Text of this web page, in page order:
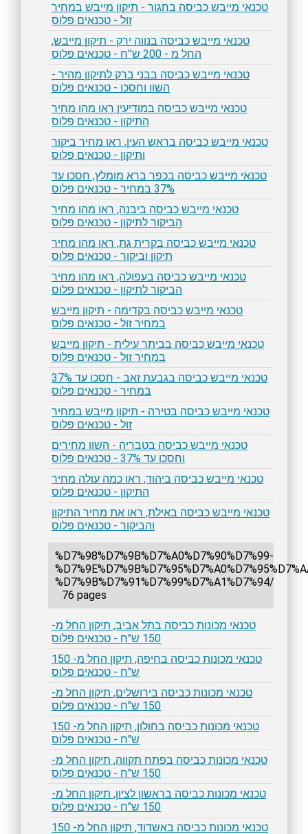
טכנאי מייבש כביסה בחגור - תיקון מייבש במחיר
זול - טכנאים פלוס
טכנאי מייבש כביסה בנווה ירק - תיקון מייבש,
החל מ - 200 ש''ח - טכנאים פלוס
טכנאי מייבש כביסה בבני ברק לתיקון מהיר -
השוו וחסכו - טכנאים פלוס
טכנאי מייבש כביסה במודיעין ראו מהו מחיר
התיקון - טכנאים פלוס
טכנאי מייבש כביסה בראש העין, ראו מחיר ביקור
ותיקון - טכנאים פלוס
טכנאי מייבש כביסה בכפר ברא מומלץ, חסכו עד
37% במחיר - טכנאים פלוס
טכנאי מייבש כביסה ביבנה, ראו מהו מחיר
הביקור לתיקון - טכנאים פלוס
טכנאי מייבש כביסה בקרית גת, ראו מהו מחיר
תיקון וביקור - טכנאים פלוס
טכנאי מייבש כביסה בעפולה, ראו מהו מחיר
הביקור לתיקון - טכנאים פלוס
טכנאי מייבש כביסה בקדימה - תיקון מייבש
במחיר זול - טכנאים פלוס
טכנאי מייבש כביסה בביתר עילית - תיקון מייבש
במחיר זול - טכנאים פלוס
טכנאי מייבש כביסה בגבעת זאב - חסכו עד 37%
במחיר - טכנאים פלוס
טכנאי מייבש כביסה בטירה - תיקון מייבש במחיר
זול - טכנאים פלוס
טכנאי מייבש כביסה בטבריה - השוו מחירים
וחסכו עד 37% - טכנאים פלוס
טכנאי מייבש כביסה ביהוד, ראו כמה עולה מחיר
התיקון - טכנאים פלוס
טכנאי מייבש כביסה באילת, ראו את מחיר התיקון
והביקור - טכנאים פלוס
%D7%98%D7%9B%D7%A0%D7%90%D7%99-
%D7%9B%D7%91%D7%99%D7%A1%D7%94/
76 pages
טכנאי מכונות כביסה בתל אביב, תיקון החל מ-
150 ש"ח - טכנאים פלוס
טכנאי מכונות כביסה בחיפה, תיקון החל מ- 150
ש"ח - טכנאים פלוס
טכנאי מכונות כביסה בירושלים, תיקון החל מ-
150 ש"ח - טכנאים פלוס
טכנאי מכונות כביסה בחולון, תיקון החל מ- 150
ש"ח - טכנאים פלוס
טכנאי מכונות כביסה בפתח תקווה, תיקון החל מ-
150 ש"ח - טכנאים פלוס
טכנאי מכונות כביסה בראשון לציון, תיקון החל מ-
150 ש"ח - טכנאים פלוס
טכנאי מכונות כביסה באשדוד, תיקון החל מ- 150